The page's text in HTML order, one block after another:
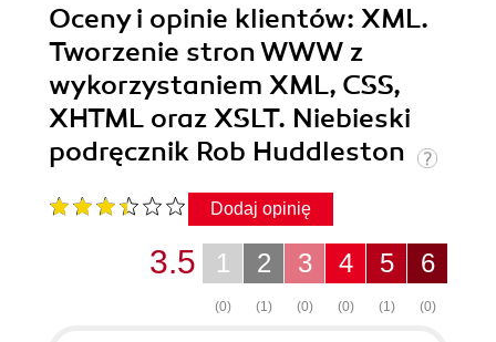
Oceny i opinie klientów: XML.
Tworzenie stron WWW z
wykorzystaniem XML, CSS,
XHTML oraz XSLT. Niebieski
podręcznik Rob Huddleston
Dodaj opinię
6
(0)
5
(1)
4
(0)
3
(0)
2
(1)
1
(0)
3.5